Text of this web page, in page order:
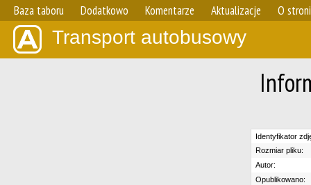
Baza taboru Dodatkowo Komentarze Aktualizacje O
Transport autobusowy
Identyfikator
Rozmiar pliku:
Autor:
Opublikowano: